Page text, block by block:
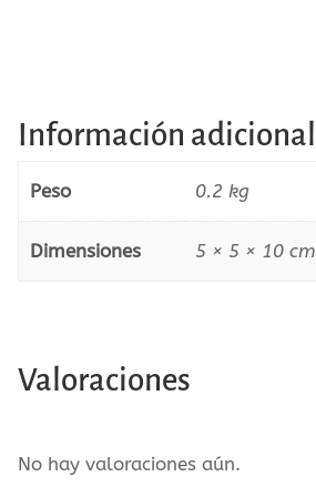
Información adicional
Peso 0.2 kg
Dimensiones 5 × 5 × 10 cm
Valoraciones
No hay valoraciones aún.